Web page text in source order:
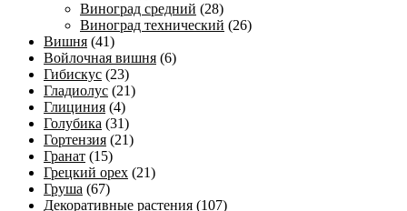
Виноград средний (28)
Виноград технический (26)
Вишня (41)
Войлочная вишня (6)
Гибискус (23)
Гладиолус (21)
Глициния (4)
Голубика (31)
Гортензия (21)
Гранат (15)
Грецкий орех (21)
Груша (67)
Декоративные растения (107)